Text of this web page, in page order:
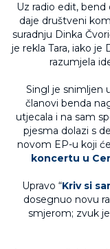
Uz radio edit,
daje društveni
suradnju Dinka
je rekla Tara, iako
razumjela
Singl je snimljen
članovi benda
utjecala i na sam
pjesma dolazi s
novom EP-u koji
koncertu u
Upravo “Kriv si
dosegnuo novu
smjerom; zvuk